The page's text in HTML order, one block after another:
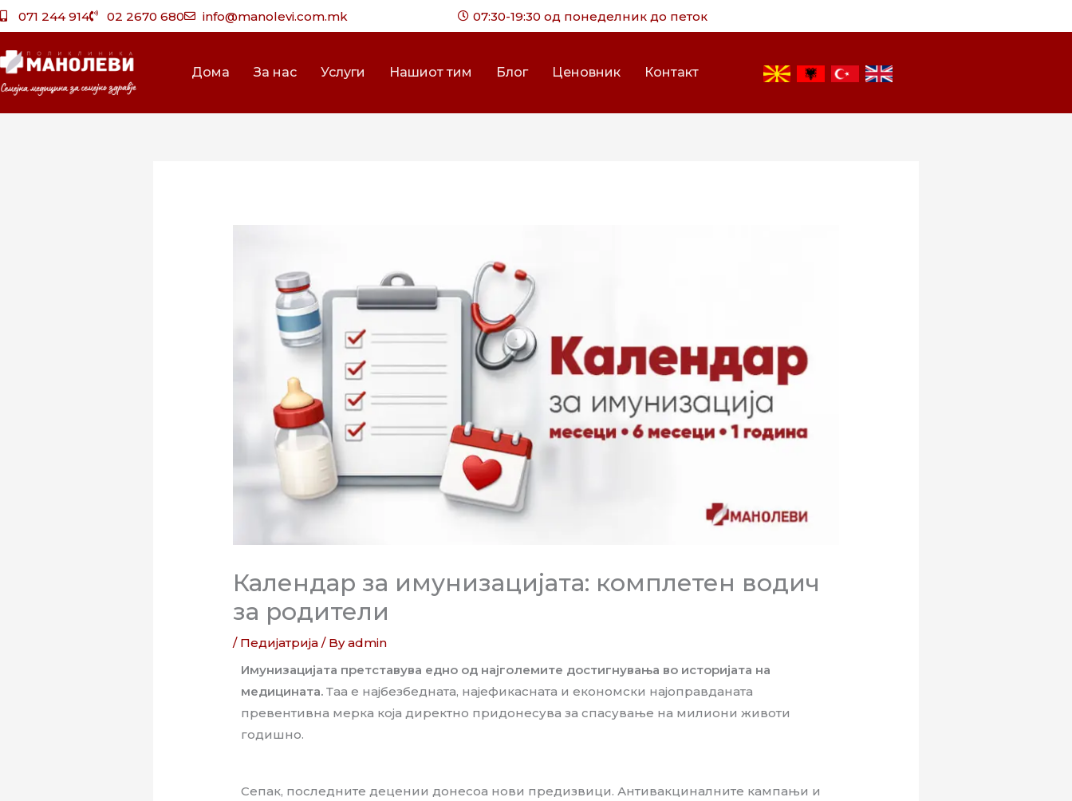
Skip
to
content
071 244 914 02 2670 680 info@manolevi.com.mk 07:30-19:30 од понеделник до петок
Дома За нас Услуги Нашиот тим Блог Ценовник Контакт
Календар за имунизацијата: комплетен водич
за родители
/ Педијатрија / Byadmin
Имунизацијата претставува едно од најголемите достигнувања во историјата на
медицината. Таа е најбезбедната, најефикасната и економски најоправданата
превентивна мерка која директно придонесува за спасување на милиони животи
годишно.
Сепак, последните децении донесоа нови предизвици. Антивакциналните кампањи и